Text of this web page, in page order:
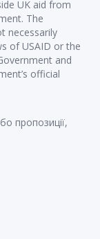
UK aid from
The
necessarily
of USAID or the
and
official
пропозиції,